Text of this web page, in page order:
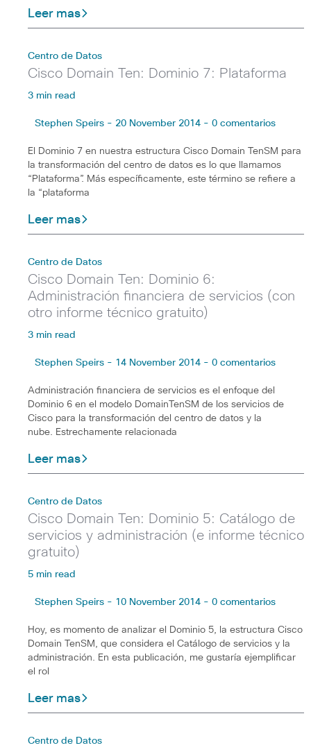
Leer mas
Centro de Datos
Cisco Domain Ten: Dominio 7: Plataforma
3 min read
Stephen Speirs - 20 November 2014 - 0 comentarios
El Dominio 7 en nuestra estructura Cisco Domain TenSM para
la transformación del centro de datos es lo que llamamos
“Plataforma”. Más específicamente, este término se refiere a
la “plataforma
Leer mas
Centro de Datos
Cisco Domain Ten: Dominio 6:
Administración financiera de servicios (con
otro informe técnico gratuito)
3 min read
Stephen Speirs - 14 November 2014 - 0 comentarios
Administración financiera de servicios es el enfoque del
Dominio 6 en el modelo DomainTenSM de los servicios de
Cisco para la transformación del centro de datos y la
nube. Estrechamente relacionada
Leer mas
Centro de Datos
Cisco Domain Ten: Dominio 5: Catálogo de
servicios y administración (e informe técnico
gratuito)
5 min read
Stephen Speirs - 10 November 2014 - 0 comentarios
Hoy, es momento de analizar el Dominio 5, la estructura Cisco
Domain TenSM, que considera el Catálogo de servicios y la
administración. En esta publicación, me gustaría ejemplificar
el rol
Leer mas
Centro de Datos